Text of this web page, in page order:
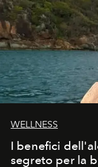
WELLNESS
I benefici
segreto per la